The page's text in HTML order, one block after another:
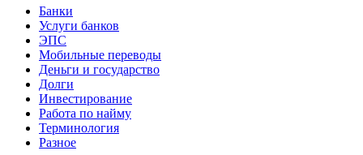
Банки
Услуги банков
ЭПС
Мобильные переводы
Деньги и государство
Долги
Инвестирование
Работа по найму
Терминология
Разное